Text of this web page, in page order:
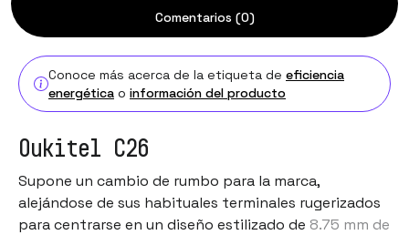
Comentarios (0)
Conoce más acerca de la etiqueta de eficiencia
energética o información del producto
Oukitel C26
Supone un cambio de rumbo para la marca,
alejándose de sus habituales terminales rugerizados
para centrarse en un diseño estilizado de 8.75 mm de